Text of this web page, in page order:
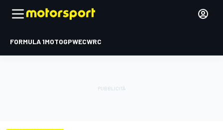
FORMULA 1MOTOGPWECWRC